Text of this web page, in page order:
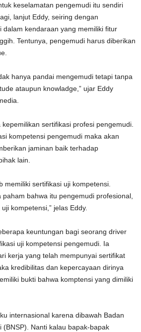
keselamatan pengemudi itu sendiri
lanjut Eddy, seiring dengan
dalam kendaraan yang memiliki fitur
Tentunya, pengemudi harus diberikan
hanya pandai mengemudi tetapi tanpa
ataupun knowladge,” ujar Eddy
sertifikasi profesi pengemudi.
kompetensi pengemudi maka akan
jaminan baik terhadap
lain.
memiliki sertifikasi uji kompetensi.
bahwa itu pengemudi profesional,
kompetensi,” jelas Eddy.
keuntungan bagi seorang driver
uji kompetensi pengemudi. Ia
kerja yang telah mempunyai sertifikat
kredibilitas dan kepercayaan dirinya
bukti bahwa komptensi yang dimiliki
internasional karena dibawah Badan
(BNSP). Nanti kalau bapak-bapak